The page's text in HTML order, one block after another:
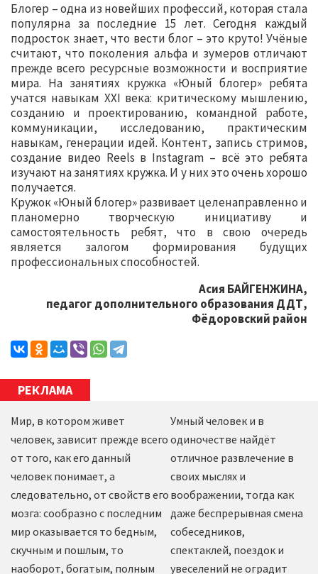
Блогер – одна из новейших профессий, которая стала
популярна за последние 15 лет. Сегодня каждый
подросток знает, что вести блог – это круто! Учёные
считают, что поколения альфа и зумеров отличают
прежде всего ресурсные возможности и восприятие
мира. На занятиях кружка «Юный блогер» ребята
учатся навыкам XXI века: критическому мышлению,
созданию и проектированию, командной работе,
коммуникации, исследованию, практическим
навыкам, генерации идей. Контент, запись стримов,
создание видео Reels в Instagram – всё это ребята
изучают на занятиях кружка. И у них это очень хорошо
получается.
Кружок «Юный блогер» развивает целенаправленно и
планомерно творческую инициативу и
самостоятельность ребят, что в свою очередь
является залогом формирования будущих
профессиональных способностей.
Асия БАЙГЕНЖИНА,
педагог дополнительного образования ДДТ,
Фёдоровский район
РЕКЛАМА
Мир, в котором живет
человек, зависит прежде всего
от того, как его данный
человек понимает, а
следовательно, от свойств его
мозга: сообразно с последним
мир оказывается то бедным,
скучным и пошлым, то
наоборот, богатым, полным
Умный человек и в
одиночестве найдёт
отличное развлечение в
своих мыслях и
воображении, тогда как
даже беспрерывная смена
собеседников,
спектаклей, поездок и
увеселений не оградит